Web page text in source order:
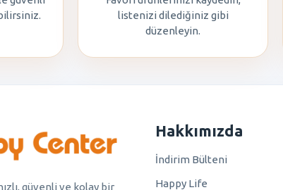
listenizi dilediğiniz gibi
düzenleyin.
güvenli ve kolay bir
Hakkımızda
İndirim Bülteni
Happy Life